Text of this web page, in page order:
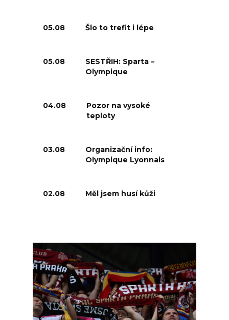
05.08 Šlo to trefit i lépe
05.08
SESTŘIH: Sparta –
Olympique
04.08
Pozor na vysoké
teploty
03.08
Organizační info:
Olympique Lyonnais
02.08 Měl jsem husí kůži